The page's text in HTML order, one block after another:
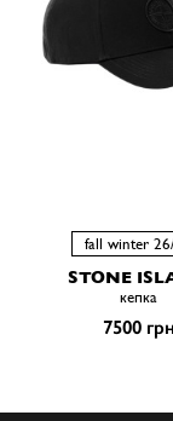
fall winter
STONE
кепка
7500 грн